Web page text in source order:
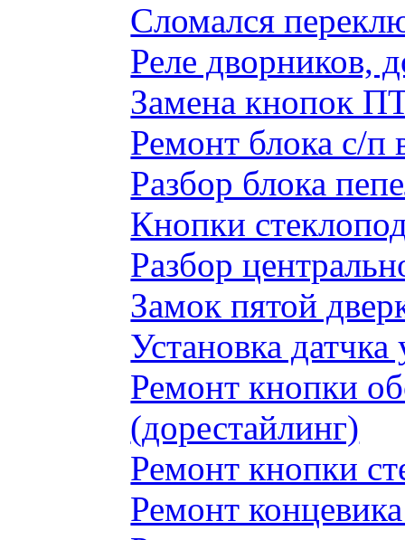
Сломался
Реле дворников,
Замена кнопок
Ремонт блока с/п
Разбор блока
Кнопки
Разбор
Замок пятой
Установка
Ремонт кнопки
(дорестайлинг)
Ремонт кнопки
Ремонт